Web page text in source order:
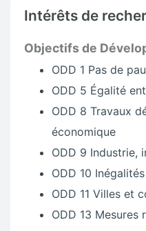
Intérêts de
Objectifs de
ODD 1 Pas de
ODD 5 Égalité
ODD 8 Travaux
économique
ODD 9 Industrie,
ODD 10
ODD 11 Villes et
ODD 13